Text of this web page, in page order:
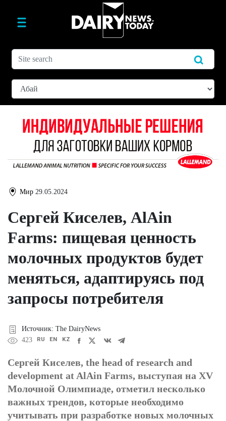
Мир 29.05.2024
Сергей Киселев, AlAin
Farms: пищевая ценность
молочных продуктов будет
меняться, адаптируясь под
запросы потребителя
Источник: The DairyNews
423
RU EN KZ
Сергей Киселев, the head of research and
development at AlAin Farms, выступая на XV
Молочной Олимпиаде, отметил несколько
важных трендов, которые необходимо
учитывать при разработке новых молочных